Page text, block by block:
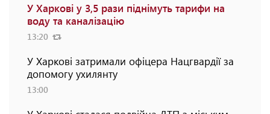
У Харкові у 3,5 рази піднімуть тарифи на
воду та каналізацію
13:20
У Харкові затримали офіцера Нацгвардії за
допомогу ухилянту
13:00